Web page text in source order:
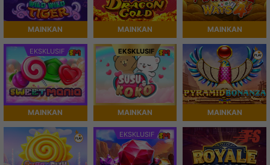
MAINKAN MAINKAN MAINKAN
EKSKLUSIF
MAINKAN
EKSKLUSIF
MAINKAN MAINKAN
EKSKLUSIF